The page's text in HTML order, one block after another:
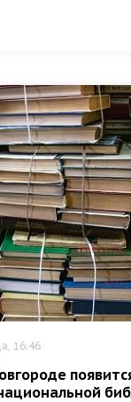
16:46